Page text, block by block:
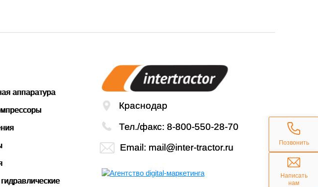
аппаратура
Краснодар
Тел./факс: 8-800-550-28-70
Email: mail@inter-tractor.ru Позвонить
Написать
нам